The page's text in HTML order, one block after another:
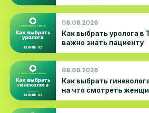
08.08.2026
Как выбрать уролога в
важно знать пациенту
08.08.2026
Как выбрать
на что смотреть